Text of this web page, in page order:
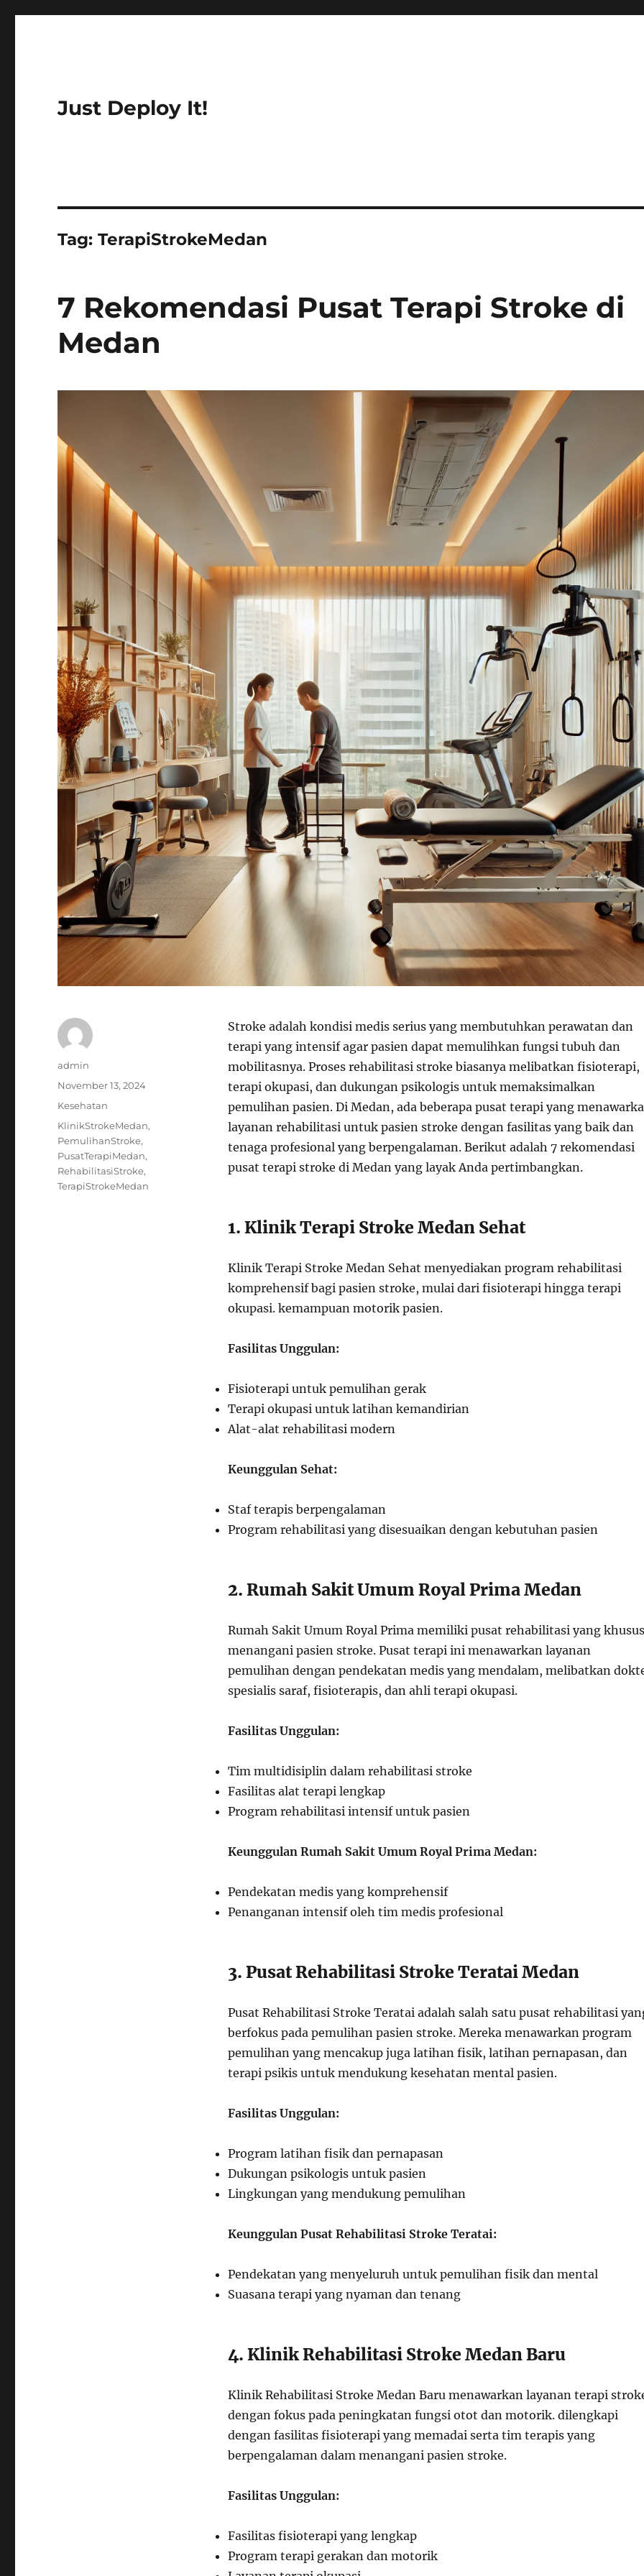
Just Deploy It!
Tag:TerapiStrokeMedan
7 Rekomendasi Pusat Terapi Stroke di
Medan
Stroke adalah kondisi medis serius yang membutuhkan perawatan dan
terapi yang intensif agar pasien dapat memulihkan fungsi tubuh dan
mobilitasnya. Proses rehabilitasi stroke biasanya melibatkan fisioterapi,
terapi okupasi, dan dukungan psikologis untuk memaksimalkan
pemulihan pasien. Di Medan, ada beberapa pusat terapi yang
layanan rehabilitasi untuk pasien stroke dengan fasilitas yang baik dan
tenaga profesional yang berpengalaman. Berikut adalah 7 rekomendasi
pusat terapi stroke di Medan yang layak Anda pertimbangkan.
1. Klinik Terapi Stroke Medan Sehat
Klinik Terapi Stroke Medan Sehat menyediakan program rehabilitasi
komprehensif bagi pasien stroke, mulai dari fisioterapi hingga terapi
okupasi. kemampuan motorik pasien.
Fasilitas Unggulan:
Fisioterapi untuk pemulihan gerak
Terapi okupasi untuk latihan kemandirian
Alat-alat rehabilitasi modern
Keunggulan Sehat:
Staf terapis berpengalaman
Program rehabilitasi yang disesuaikan dengan kebutuhan pasien
2. Rumah Sakit Umum Royal Prima Medan
Rumah Sakit Umum Royal Prima memiliki pusat rehabilitasi yang khusus
menangani pasien stroke. Pusat terapi ini menawarkan layanan
pemulihan dengan pendekatan medis yang mendalam, melibatkan
spesialis saraf, fisioterapis, dan ahli terapi okupasi.
Fasilitas Unggulan:
Tim multidisiplin dalam rehabilitasi stroke
Fasilitas alat terapi lengkap
Program rehabilitasi intensif untuk pasien
Keunggulan Rumah Sakit Umum Royal Prima Medan:
Pendekatan medis yang komprehensif
Penanganan intensif oleh tim medis profesional
3. Pusat Rehabilitasi Stroke Teratai Medan
Pusat Rehabilitasi Stroke Teratai adalah salah satu pusat rehabilitasi
berfokus pada pemulihan pasien stroke. Mereka menawarkan program
pemulihan yang mencakup juga latihan fisik, latihan pernapasan, dan
terapi psikis untuk mendukung kesehatan mental pasien.
Fasilitas Unggulan:
Program latihan fisik dan pernapasan
Dukungan psikologis untuk pasien
Lingkungan yang mendukung pemulihan
Keunggulan Pusat Rehabilitasi Stroke Teratai:
Pendekatan yang menyeluruh untuk pemulihan fisik dan mental
Suasana terapi yang nyaman dan tenang
4. Klinik Rehabilitasi Stroke Medan Baru
Klinik Rehabilitasi Stroke Medan Baru menawarkan layanan terapi
dengan fokus pada peningkatan fungsi otot dan motorik. dilengkapi
dengan fasilitas fisioterapi yang memadai serta tim terapis yang
berpengalaman dalam menangani pasien stroke.
Fasilitas Unggulan:
Fasilitas fisioterapi yang lengkap
Program terapi gerakan dan motorik
Author
admin
Posted
November 13, 2024
Categories
Kesehatan
Tags
KlinikStrokeMedan,
PemulihanStroke,
PusatTerapiMedan,
RehabilitasiStroke,
TerapiStrokeMedan